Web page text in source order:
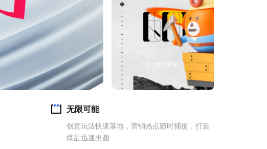
前往查看案例 >
无限可能
创意玩法快速落地，营销热点随时捕捉，打造
爆品迅速出圈